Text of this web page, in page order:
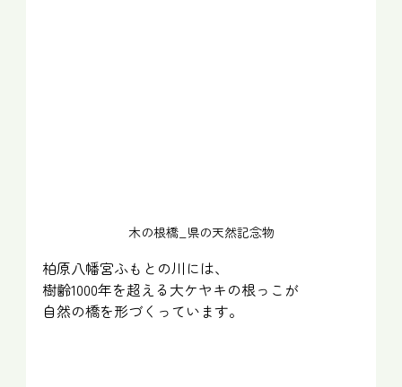
木の根橋_県の天然記念物
柏原八幡宮ふもとの川には、
樹齢1000年を超える大ケヤキの根っこが
自然の橋を形づくっています。